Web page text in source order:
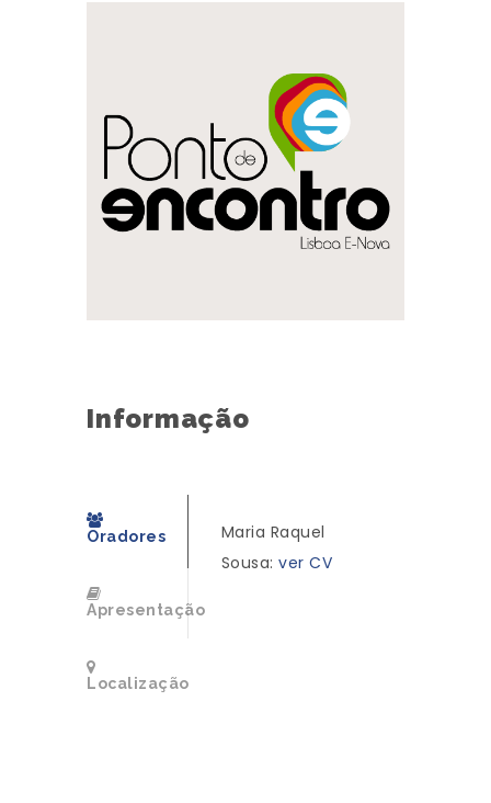
Informação
Oradores
Apresentação
Localização
Maria Raquel
Sousa:ver CV